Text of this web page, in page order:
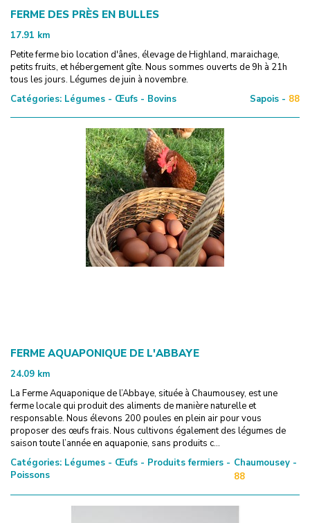
FERME DES PRÈS EN BULLES
17.91 km
Petite ferme bio location d'ânes, élevage de Highland, maraichage,
petits fruits, et hébergement gîte. Nous sommes ouverts de 9h à 21h
tous les jours. Légumes de juin à novembre.
Catégories: Légumes - Œufs - Bovins Sapois - 88
FERME AQUAPONIQUE DE L'ABBAYE
24.09 km
La Ferme Aquaponique de l’Abbaye, située à Chaumousey, est une
ferme locale qui produit des aliments de manière naturelle et
responsable. Nous élevons 200 poules en plein air pour vous
proposer des œufs frais. Nous cultivons également des légumes de
saison toute l’année en aquaponie, sans produits c...
Catégories: Légumes - Œufs - Produits fermiers -
Poissons
Chaumousey -
88